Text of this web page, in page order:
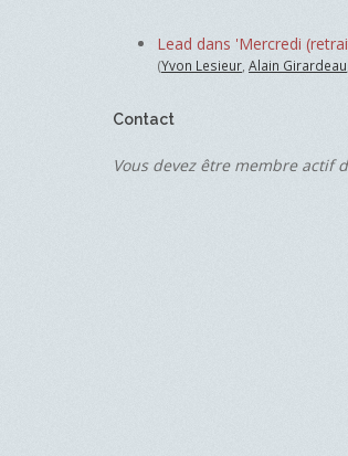
Lead dans 'Mercredi
(Yvon Lesieur, Alain Girardeau
Contact
Vous devez être membre actif